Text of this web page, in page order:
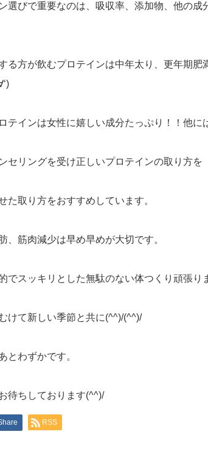
選びで重要なのは、吸収率、添加物、他の成
る方が飲むプロテインは中年太り、更年期肥
テインは女性に嬉しい成分たっぷり！！他に
セリングを受け正しいプロテインの取り方を
た取り方をおすすめしています。
、筋肉減少は早め早めが大切です。
でスッキリとした無駄のない体つくり頑張り
けて新しい季節と共に(^^)/(^^)/
とわずかです。
待ちしております(^^)/
RSS